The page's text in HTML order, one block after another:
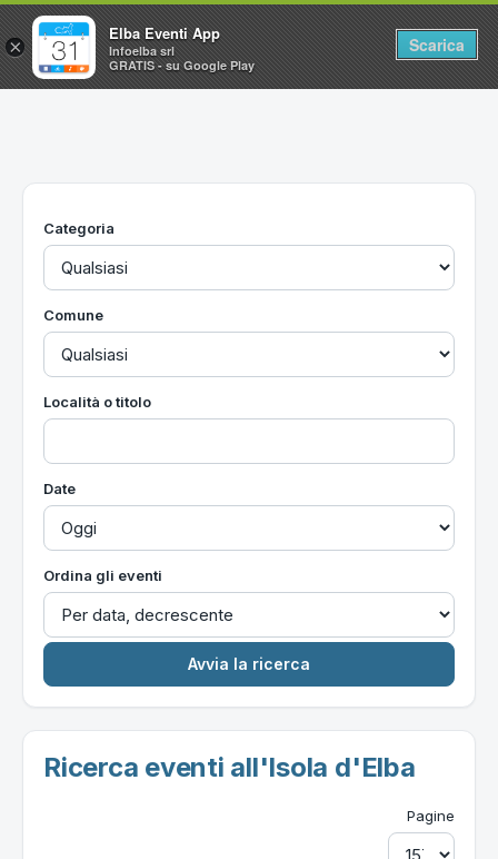
Home
Utilità
Categoria
Comune
Località o titolo
Date
Ordina gli eventi
Ricerca eventi all'Isola d'Elba
Pagine
×
Elba Eventi App
Infoelba srl
GRATIS - su Google Play
Scarica